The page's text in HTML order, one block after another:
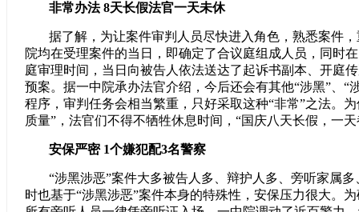
非常办法 8天长假法官一天未休
据了解，为让案件审判人员尽快进入角色，熟悉案件
院均在受理案件的当日，即确定了合议庭组成人员，同时
庭审理时间，当日向被告人依法送达了起诉书副本、开庭
预案。据一中院承办法官介绍，今后还会有其他“涉黑”、“
程序，审判任务会相当繁重，只好采取这种“非常”之法。
质量”，法官们不得不牺牲休息时间，“国庆八天长假，一
安保严密 1个嫌犯配3名警察
“涉黑涉恶”案件大多被告人多、辩护人多、旁听家属
时也基于“涉黑涉恶”案件本身的特殊性，安保压力很大。